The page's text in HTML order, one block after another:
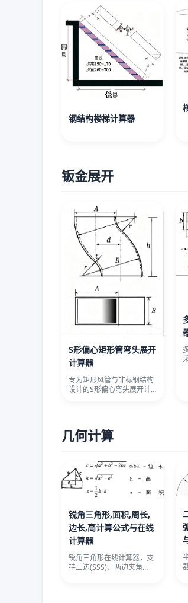
钢结构楼梯计算器
钣金展开
S形偏心矩形管弯头展开
计算器
专为矩形风管与非标钢结构
设计的S形偏心弯头展开计
几何计算
锐角三角形,面积,周长,
边长,高计算公式与在线
计算器
锐角三角形在线计算器，支
持三边(SSS)、两边夹角